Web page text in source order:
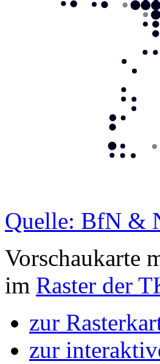
Quelle: BfN &
Vorschaukarte
im Raster der
zur
zur